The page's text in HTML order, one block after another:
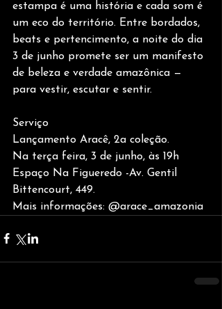
estampa é uma história e cada som é
um eco do território. Entre bordados,
beats e pertencimento, a noite do dia
3 de junho promete ser um manifesto
de beleza e verdade amazônica —
para vestir, escutar e sentir.
Serviço
Lançamento Aracê, 2a coleção.
Na terça feira, 3 de junho, às 19h
Espaço Na Figueredo -Av. Gentil
Bittencourt, 449.
Mais informações: @arace_amazonia